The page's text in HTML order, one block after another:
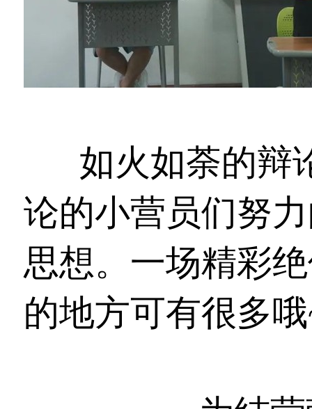
如火如荼的辩
论的小营员们努
思想。一场精彩
的地方可有很多